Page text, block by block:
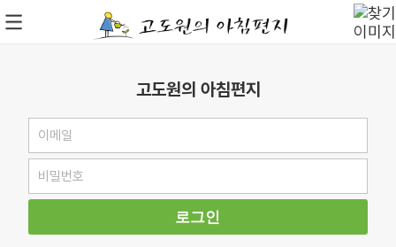
고도원의 아침편지
로그인